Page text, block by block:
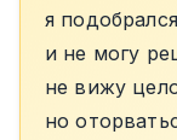
я
и не могу
не вижу
но